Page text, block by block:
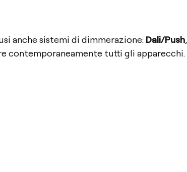
anchesistemi di dimmerazione: Dali/Push,
contemporaneamente tutti gli apparecchi.